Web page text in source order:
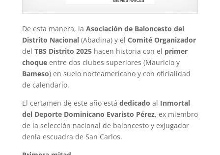
De esta manera, la Asociación de Baloncesto del
Distrito Nacional(Abadina) y el Comité Organizador
del TBS Distrito 2025hacen historia con el primer
choqueentre dos clubes superiores (Mauricio y
Bameso) en suelo norteamericano y con oficialidad
de calendario.
El certamen de este año está dedicado al Inmortal
del Deporte Dominicano Evaristo Pérez, ex miembro
de la selección nacional de baloncesto y exjugador
denla escuadra de San Carlos.